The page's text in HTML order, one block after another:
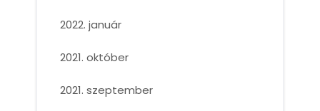
2022. január
2021. október
2021. szeptember